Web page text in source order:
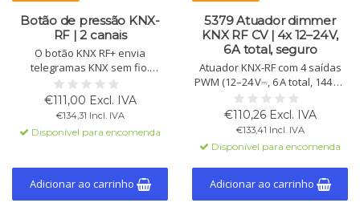
Botão de pressão KNX-
RF | 2 canais
O botão KNX RF+ envia
telegramas KNX sem fio.
Programável para operação de
1 ou 2 botões, com LEDs de
status e orientação. Ideal para
substituir botões convencionais
sem fiação KNX.
€111,00 Excl. IVA
€134,31 Incl. IVA
Disponível para encomenda
Adicionar ao carrinho
5379 Atuador dimmer
KNX RF CV | 4x 12–24 V,
6 A total, seguro
Atuador KNX-RF com 4 saídas
PWM (12–24 V⎓, 6 A total, 144 W)
para RGB(W), Tunable White ou
4 canais. Inclui cenas,
temporizadores e KNX Secure.
€110,26 Excl. IVA
€133,41 Incl. IVA
Disponível para encomenda
Adicionar ao carrinho